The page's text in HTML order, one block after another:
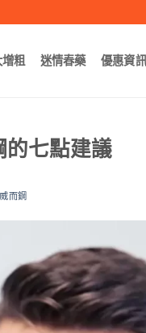
粗 迷情春藥 優惠資訊
的七點建議
而鋼